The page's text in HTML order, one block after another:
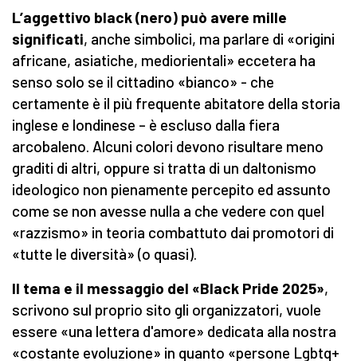
L’aggettivo black (nero) può avere mille
significati, anche simbolici, ma parlare di «origini
africane, asiatiche, mediorientali» eccetera ha
senso solo se il cittadino «bianco» - che
certamente è il più frequente abitatore della storia
inglese e londinese – è escluso dalla fiera
arcobaleno. Alcuni colori devono risultare meno
graditi di altri, oppure si tratta di un daltonismo
ideologico non pienamente percepito ed assunto
come se non avesse nulla a che vedere con quel
«razzismo» in teoria combattuto dai promotori di
«tutte le diversità» (o quasi).
Il tema e il messaggio del «Black Pride 2025»,
scrivono sul proprio sito gli organizzatori, vuole
essere «una lettera d'amore» dedicata alla nostra
«costante evoluzione» in quanto «persone Lgbtq+